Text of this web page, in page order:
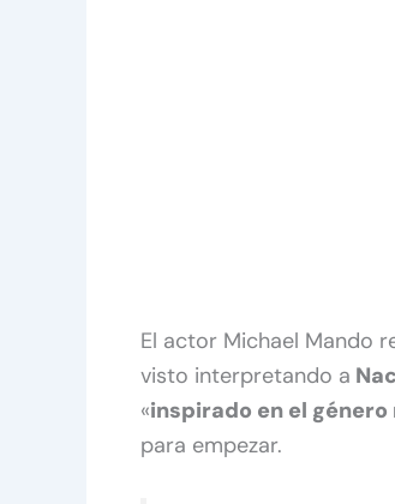
El actor Michael Mando
visto interpretando a
«inspirado en el
para empezar.